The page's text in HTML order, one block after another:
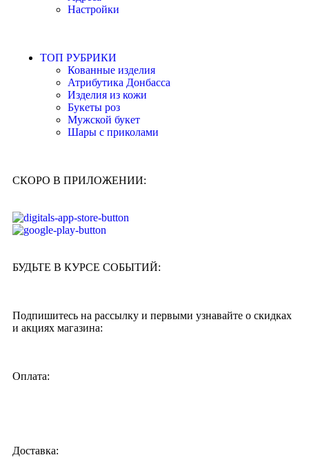
Настройки
ТОП РУБРИКИ
Кованные изделия
Атрибутика Донбасса
Изделия из кожи
Букеты роз
Мужской букет
Шары с приколами
СКОРО В ПРИЛОЖЕНИИ:
БУДЬТЕ В КУРСЕ СОБЫТИЙ:
Подпишитесь на рассылку и первыми узнавайте о скидках
и акциях магазина:
Оплата:
Доставка: